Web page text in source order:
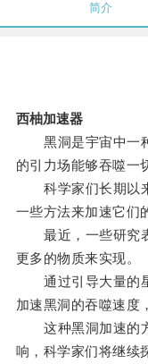
简介
西柚加速器
黑洞是宇宙中一种
的引力场能够吞噬一
科学家们长期以来
一些方法来加速它们
最近，一些研究表
更多的物质来实现。
通过引导大量的星
加速黑洞的吞噬速度
这种黑洞加速的方
响，科学家们将继续